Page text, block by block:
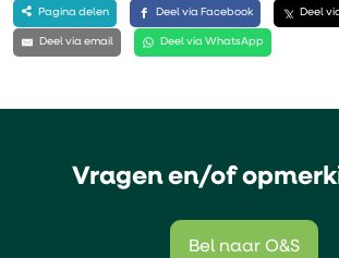
Pagina delen Deel via Facebook Deel
Deel via email Deel via WhatsApp
Vragen en/of
Bel naar O&S